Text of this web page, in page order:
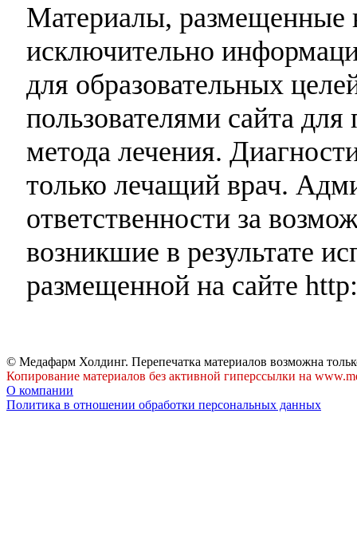
Материалы, размещенные
исключительно
для образовательных
пользователями сайта
метода лечения.
только лечащий врач.
ответственности за
возникшие в результате
размещенной на сайте
© Медафарм Холдинг. Перепечатка материалов возможна
Копирование материалов без активной гиперссылки на
О компании
Политика в отношении обработки персональных данных